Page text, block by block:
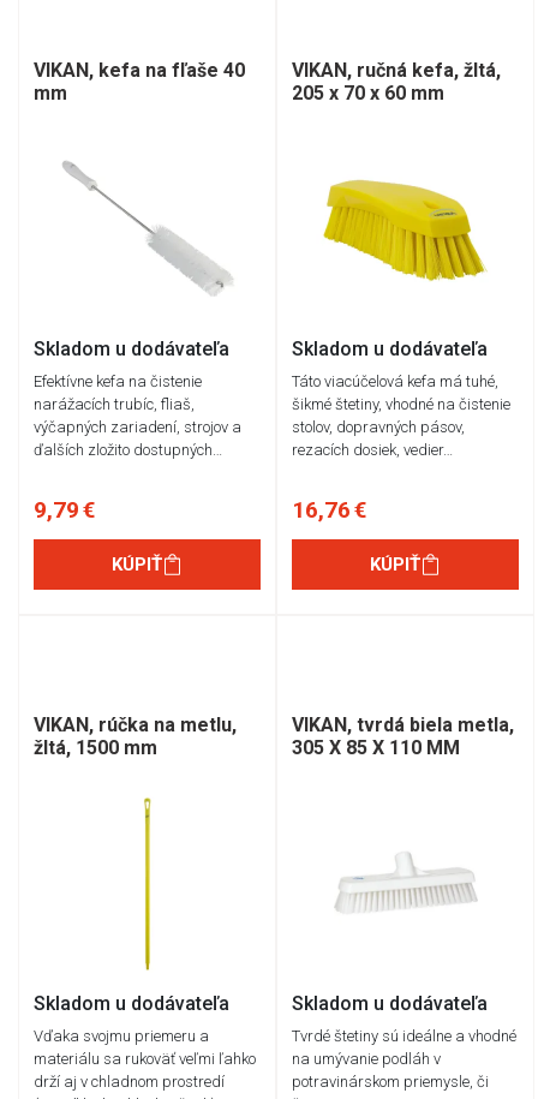
VIKAN, kefa na fľaše 40
mm
Skladom u dodávateľa
Efektívne kefa na čistenie
narážacích trubíc, fliaš,
výčapných zariadení, strojov a
ďalších zložito dostupných…
9,79 €
KÚPIŤ
VIKAN, ručná kefa, žltá,
205 x 70 x 60 mm
Skladom u dodávateľa
Táto viacúčelová kefa má tuhé,
šikmé štetiny, vhodné na čistenie
stolov, dopravných pásov,
rezacích dosiek, vedier…
16,76 €
KÚPIŤ
VIKAN, rúčka na metlu,
žltá, 1500 mm
Skladom u dodávateľa
Vďaka svojmu priemeru a
materiálu sa rukoväť veľmi ľahko
drží aj v chladnom prostredí
VIKAN, tvrdá biela metla,
305 X 85 X 110 MM
Skladom u dodávateľa
Tvrdé štetiny sú ideálne a vhodné
na umývanie podláh v
potravinárskom priemysle, či